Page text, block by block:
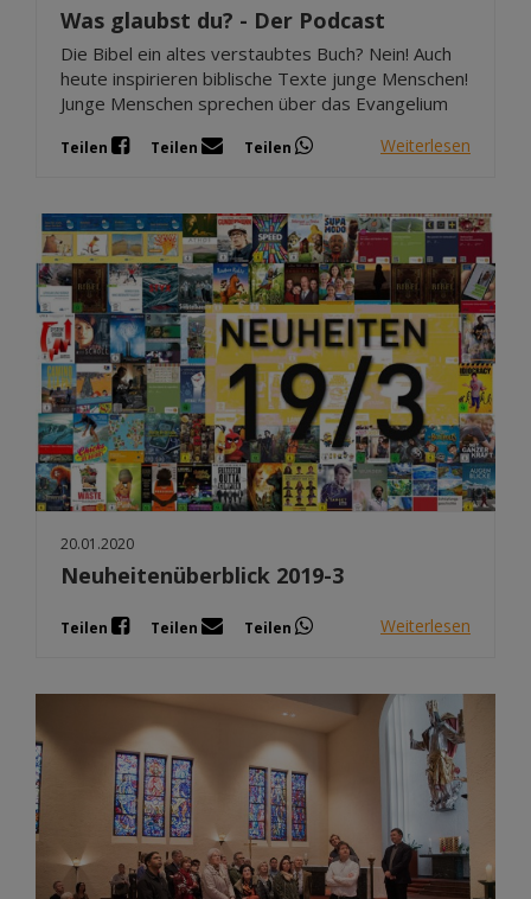
Was glaubst du? - Der Podcast
Die Bibel ein altes verstaubtes Buch? Nein! Auch
heute inspirieren biblische Texte junge Menschen!
Junge Menschen sprechen über das Evangelium
Teilen Teilen Teilen Weiterlesen
20.01.2020
Neuheitenüberblick 2019-3
Teilen Teilen Teilen Weiterlesen